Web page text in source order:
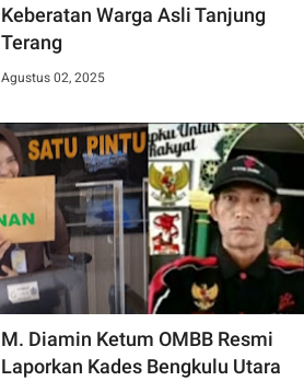
Keberatan Warga Asli Tanjung
Terang
Agustus 02, 2025
M. Diamin Ketum OMBB Resmi
Laporkan Kades Bengkulu Utara